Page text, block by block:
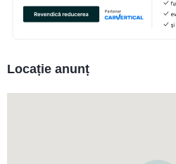
Locație anunț